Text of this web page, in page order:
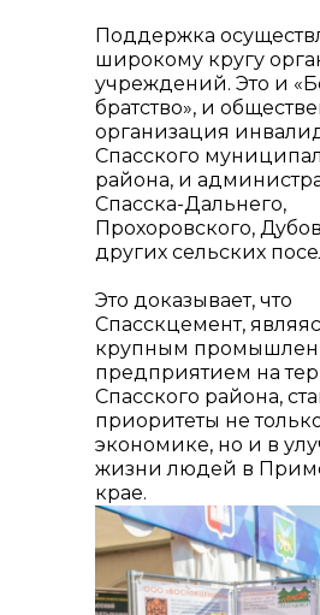
Поддержка
широкому кругу
учреждений. Это и
братство», и
организация
Спасского
района, и
Спасска-Дальнего,
Прохоровского,
других сельских
Это доказывает, что
Спасскцемент,
крупным
предприятием на
Спасского района,
приоритеты не
экономике, но и в
жизни людей в
крае.